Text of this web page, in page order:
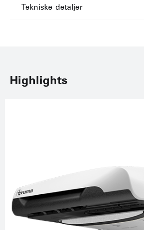
Tekniske detaljer
Highlights